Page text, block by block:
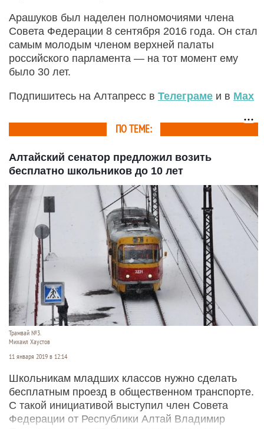
Арашуков был наделен полномочиями члена
Совета Федерации 8 сентября 2016 года. Он стал
самым молодым членом верхней палаты
российского парламента — на тот момент ему
было 30 лет.
Подпишитесь на Алтапресс в Телеграме и в Max
ПО ТЕМЕ:
Алтайский сенатор предложил возить
бесплатно школьников до 10 лет
Трамвай №3.
Михаил Хаустов
11 января 2019 в 12:14
Школьникам младших классов нужно сделать
бесплатным проезд в общественном транспорте.
С такой инициативой выступил член Совета
Федерации от Республики Алтай Владимир